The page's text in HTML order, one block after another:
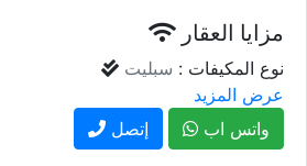
مزايا العقار
نوع المكيفات : سبليت
عرض المزيد
إتصل
واتس اب